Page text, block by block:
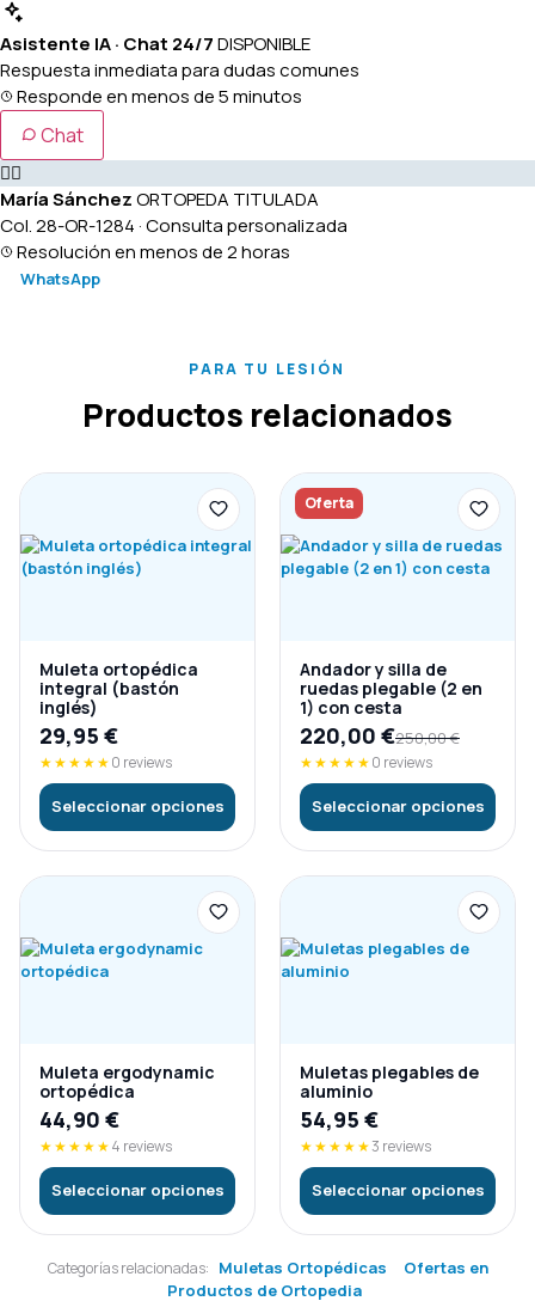
Asistente IA · Chat 24/7DISPONIBLE
Respuesta inmediata para dudas comunes
Responde en menos de 5 minutos
Chat
👩‍⚕️
María SánchezORTOPEDA TITULADA
Col. 28-OR-1284 · Consulta personalizada
Resolución en menos de 2 horas
WhatsApp
PARA TU LESIÓN
Productos relacionados
Muleta ortopédica
integral (bastón
inglés)
29,95 €
★★★★★0 reviews
Seleccionar opciones
Oferta
Andador y silla de
ruedas plegable (2 en
1) con cesta
220,00 €250,00€
★★★★★0 reviews
Seleccionar opciones
Muleta ergodynamic
ortopédica
44,90 €
★★★★★4 reviews
Seleccionar opciones
Muletas plegables de
aluminio
54,95 €
★★★★★3 reviews
Seleccionar opciones
Categorías relacionadas: Muletas Ortopédicas
Ofertas en
Productos de Ortopedia